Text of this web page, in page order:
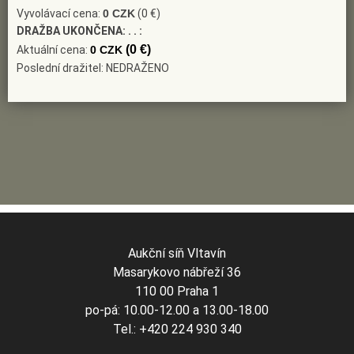
Vyvolávací cena: 0 CZK(0 €)
DRAŽBA UKONČENA: . . :
Aktuální cena: 0 CZK (0 €)
Poslední dražitel: NEDRAŽENO
Aukční síň Vltavín
Masarykovo nábřeží 36
110 00 Praha 1
po-pá: 10.00-12.00 a 13.00-18.00
Tel.: +420 224 930 340